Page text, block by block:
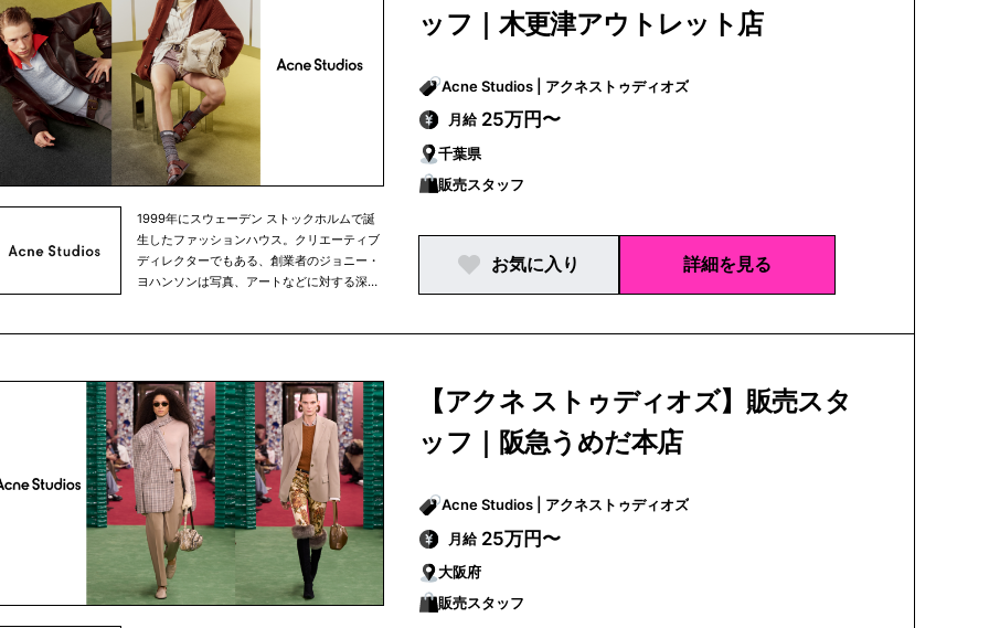
開しています。 創業当初は、スカンジナビア
半島中心にブランドを展開していましたが、
現在はニューヨーク、ロンドン、パリ、東京
と世界中にショップを構えています。
1999年にスウェーデン ストックホルムで誕
生したファッションハウス。クリエーティブ
ディレクターでもある、創業者のジョニー・
ヨハンソンは写真、アートなどに対する深い
に加えやすく、メンズ、ウィメンズ共にウェ
アからシューズ、アクセサリーまで幅広く展
開しています。 創業当初は、スカンジナビア
半島中心にブランドを展開していましたが、
現在はニューヨーク、ロンドン、パリ、東京
と世界中にショップを構えています。
ッフ｜木更津アウトレット店
Acne Studios | アクネストゥディオズ
月給 25万円〜
千葉県
販売スタッフ
お気に入り 詳細を見る
【アクネ ストゥディオズ】販売スタ
ッフ｜阪急うめだ本店
Acne Studios | アクネストゥディオズ
月給 25万円〜
大阪府
販売スタッフ